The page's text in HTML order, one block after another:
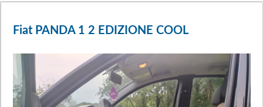
Fiat PANDA 1 2 EDIZIONE COOL